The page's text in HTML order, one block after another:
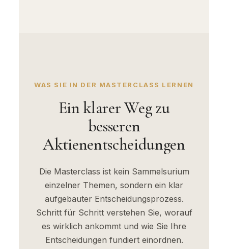
WAS SIE IN DER MASTERCLASS LERNEN
Ein klarer Weg zu
besseren
Aktienentscheidungen
Die Masterclass ist kein Sammelsurium
einzelner Themen, sondern ein klar
aufgebauter Entscheidungsprozess.
Schritt für Schritt verstehen Sie, worauf
es wirklich ankommt und wie Sie Ihre
Entscheidungen fundiert einordnen.